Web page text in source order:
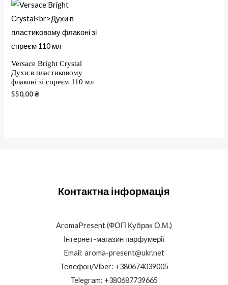
Versace Bright Crystal
Духи в пластиковому
флаконі зі спреєм 110 мл
550,00₴
Контактна інформація
AromaPresent (ФОП Кубрак О.М.)
Інтернет-магазин парфумерії
Email: aroma-present@ukr.net
Телефон/Viber: +380674039005
Telegram: +380687739665